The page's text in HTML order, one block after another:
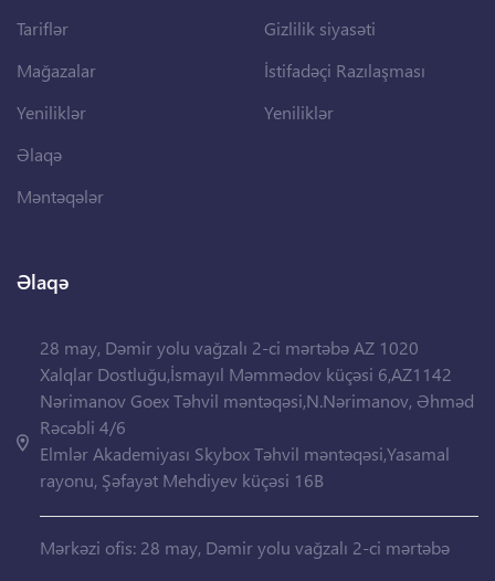
Tariflər
Mağazalar
Yeniliklər
Əlaqə
Məntəqələr
Gizlilik siyasəti
İstifadəçi Razılaşması
Yeniliklər
Əlaqə
28 may, Dəmir yolu vağzalı 2-ci mərtəbə AZ 1020
Xalqlar Dostluğu,İsmayıl Məmmədov küçəsi 6,AZ1142
Nərimanov Goex Təhvil məntəqəsi,N.Nərimanov, Əhməd
Rəcəbli 4/6
Elmlər Akademiyası Skybox Təhvil məntəqəsi,Yasamal
rayonu, Şəfayət Mehdiyev küçəsi 16B
Mərkəzi ofis: 28 may, Dəmir yolu vağzalı 2-ci mərtəbə